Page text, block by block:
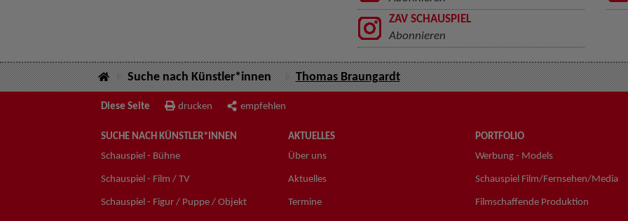
ZAV SCHAUSPIEL
Abonnieren
Suche nach Künstler*innen Thomas Braungardt
Diese Seite drucken empfehlen
SUCHE NACH KÜNSTLER*INNEN
Schauspiel - Bühne
Schauspiel - Film / TV
Schauspiel - Figur / Puppe / Objekt
AKTUELLES
Über uns
Aktuelles
Termine
PORTFOLIO
Werbung - Models
Schauspiel Film/Fernsehen/Media
Filmschaffende Produktion